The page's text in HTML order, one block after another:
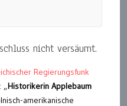
nicht versäumt.
Regierungsfunk
„Historikerin Applebaum
amerikanische